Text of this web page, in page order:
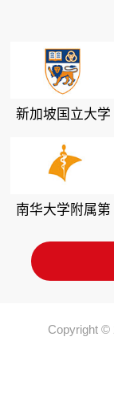
新加坡国立大学
南华大学附属第
Copyright ©